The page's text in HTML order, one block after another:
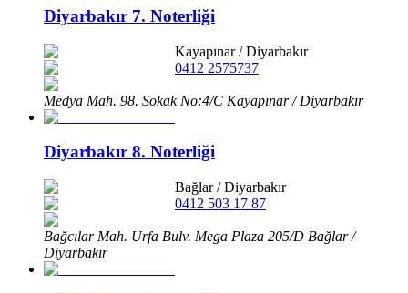
Diyarbakır 7. Noterliği
Kayapınar/Diyarbakır
0412 2575737
Medya Mah. 98. Sokak No:4/C Kayapınar / Diyarbakır
Diyarbakır 8. Noterliği
Bağlar/Diyarbakır
0412 503 17 87
Bağcılar Mah. Urfa Bulv. Mega Plaza 205/D Bağlar /
Diyarbakır